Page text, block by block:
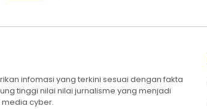
infomasi yang terkini sesuai dengan fakta
tinggi nilai nilai jurnalisme yang menjadi
cyber.